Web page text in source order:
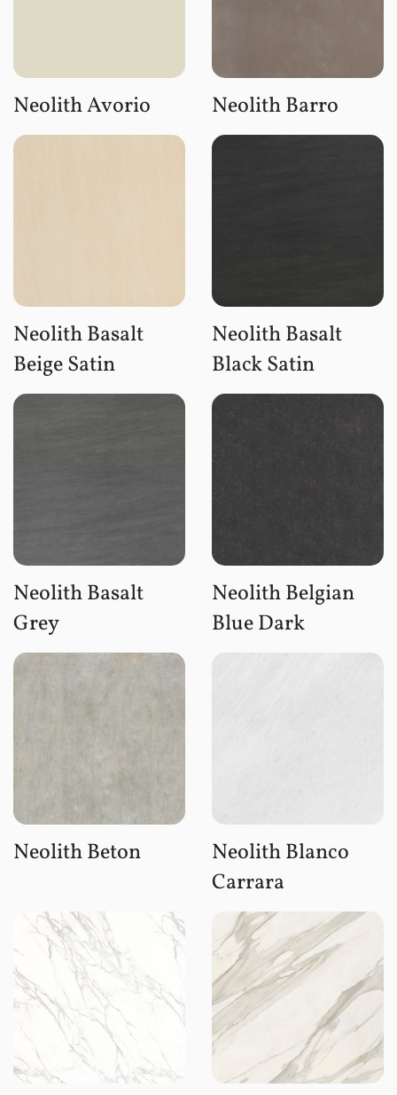
Neolith Avorio Neolith Barro
Neolith Basalt
Beige Satin
Neolith Basalt
Black Satin
Neolith Basalt
Grey
Neolith Belgian
Blue Dark
Neolith Beton
Neolith Blanco
Carrara